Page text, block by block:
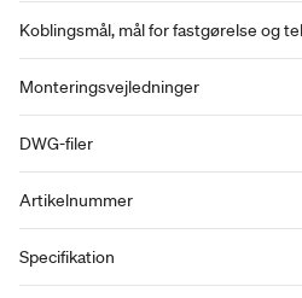
Koblingsmål, mål for fastgørelse og
Monteringsvejledninger
DWG-filer
Artikelnummer
Specifikation